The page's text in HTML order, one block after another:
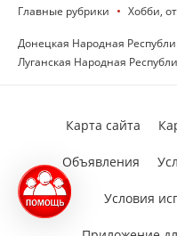
Главные рубрики Хобби,
Донецкая Народная
Луганская Народная
Карта сайта
Объявления
Условия